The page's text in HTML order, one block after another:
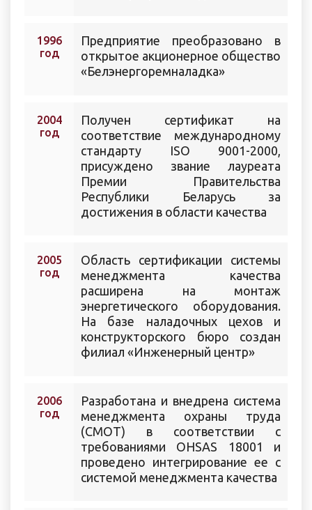
1996
год
Предприятие преобразовано в
открытое акционерное общество
«Белэнергоремналадка»
2004
год
Получен сертификат на
соответствие международному
стандарту ISO 9001-2000,
присуждено звание лауреата
Премии Правительства
Республики Беларусь за
достижения в области качества
2005
год
Область сертификации системы
менеджмента качества
расширена на монтаж
энергетического оборудования.
На базе наладочных цехов и
конструкторского бюро создан
филиал «Инженерный центр»
2006
год
Разработана и внедрена система
менеджмента охраны труда
(СМОТ) в соответствии с
требованиями OHSAS 18001 и
проведено интегрирование ее с
системой менеджмента качества